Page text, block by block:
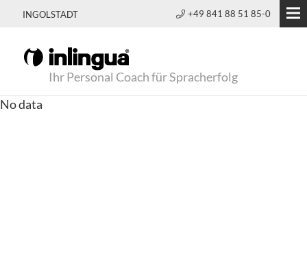
INGOLSTADT +49 841 88 51 85-0
Ihr Personal Coach für Spracherfolg
No data